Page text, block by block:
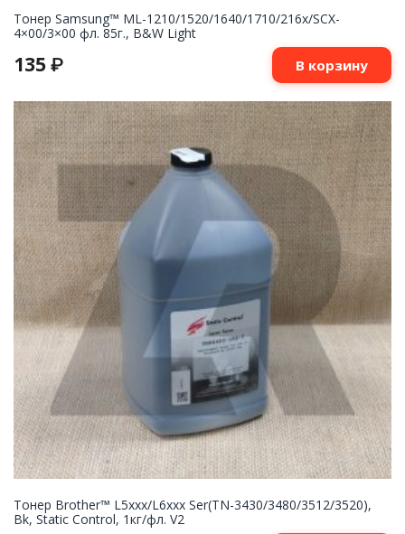
Тонер Samsung™ ML-1210/1520/1640/1710/216x/SCX-
4×00/3×00 фл. 85г., B&W Light
135 ₽ В корзину
Тонер Brother™ L5xxx/L6xxx Ser(TN-3430/3480/3512/3520),
Bk, Static Control, 1кг/фл. V2